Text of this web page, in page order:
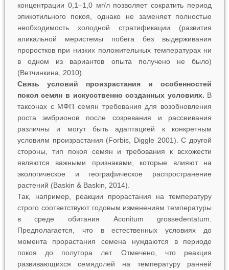
концентрации 0,1–1,0 мг/л позволяет сократить период
эпикотильного покоя, однако не заменяет полностью
необходимость холодной стратификации (развития
апикальной меристемы побега без выдерживания
проростков при низких положительных температурах ни
в одном из вариантов опыта получено не было)
(Ветчинкина, 2010).
Связь условий произрастания и особенностей
покоя семян в искусственно созданных условиях. В
таксонах с МФП семян требования для возобновления
роста эмбрионов после созревания и рассеивания
различны и могут быть адаптацией к конкретным
условиям произрастания (Forbis, Diggle 2001). С другой
стороны, тип покоя семян и требования к всхожести
являются важными признаками, которые влияют на
экологическое и географическое распространение
растений (Baskin & Baskin, 2014).
Так, например, реакции прорастания на температуру
строго соответствуют годовым изменениям температуры
в среде обитания Aconitum grossedentatum
Предполагается, что в естественных условиях до
момента прорастания семена нуждаются в периоде
покоя до полутора лет. Отмечено, что реакция
развивающихся семядолей на температуру ранней